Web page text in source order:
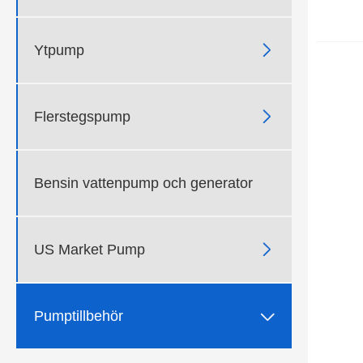
Ytpump 
Flerstegspump 
Bensin vattenpump och generator
US Market Pump 
Pumptillbehör 